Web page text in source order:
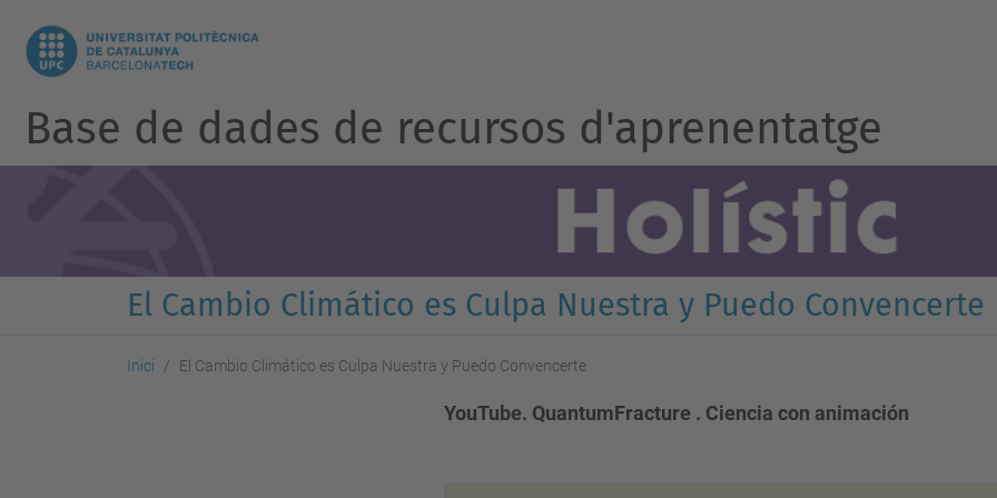
Base de dades de recursos d'aprenentatge
El Cambio Climático es Culpa Nuestra y Puedo Convencerte
Inici El Cambio Climático es Culpa Nuestra y Puedo Convencerte
YouTube. QuantumFracture . Ciencia con animación